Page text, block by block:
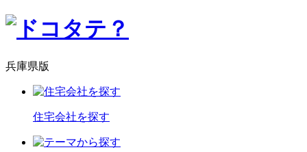
兵庫県版
住宅会社を探す